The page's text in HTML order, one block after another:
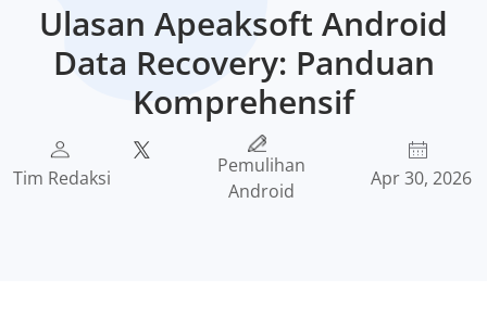
Ulasan Apeaksoft Android
Data Recovery: Panduan
Komprehensif
Tim Redaksi
Pemulihan
Android
Apr 30, 2026